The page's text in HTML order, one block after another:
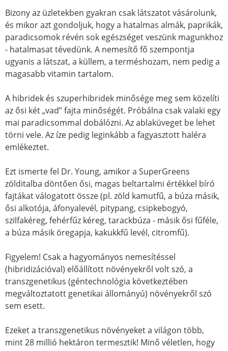
Bizony az üzletekben gyakran csak látszatot vásárolunk,
és mikor azt gondoljuk, hogy a hatalmas almák, paprikák,
paradicsomok révén sok egészséget veszünk magunkhoz
- hatalmasat tévedünk. A nemesítő fő szempontja
ugyanis a látszat, a küllem, a terméshozam, nem pedig a
magasabb vitamin tartalom.
A hibridek és szuperhibridek minősége meg sem közelíti
az ősi két „vad” fajta minőségét. Próbálna csak valaki egy
mai paradicsommal dobálózni. Az ablaküveget be lehet
törni vele. Az íze pedig leginkább a fagyasztott haléra
emlékeztet.
Ezt ismerte fel Dr. Young, amikor a SuperGreens
zölditalba döntően ősi, magas beltartalmi értékkel bíró
fajtákat válogatott össze (pl. zöld kamutfű, a búza másik,
ősi alkotója, áfonyalevél, pitypang, csipkebogyó,
szilfakéreg, fehérfűz kéreg, tarackbúza - másik ősi fűféle,
a búza másik öregapja, kakukkfű levél, citromfű).
Figyelem! Csak a hagyományos nemesítéssel
(hibridizációval) előállított növényekről volt szó, a
transzgenetikus (géntechnológia következtében
megváltoztatott genetikai állományú) növényekről szó
sem esett.
Ezeket a transzgenetikus növényeket a világon több,
mint 28 millió hektáron termesztik! Minő véletlen, hogy